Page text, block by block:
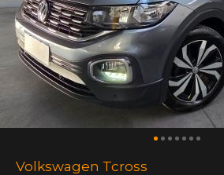
Volkswagen Tcross